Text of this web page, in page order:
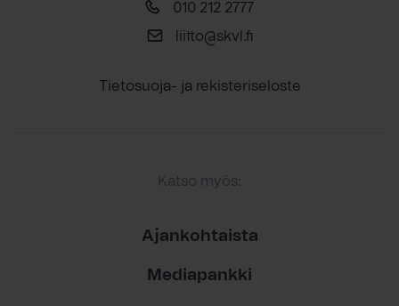
010 212 2777
liitto@skvl.fi
Tietosuoja- ja rekisteriseloste
Katso myös:
Ajankohtaista
Mediapankki